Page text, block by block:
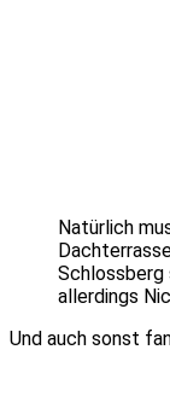
Natürlich
Schlossberg
allerdings
Und auch sonst